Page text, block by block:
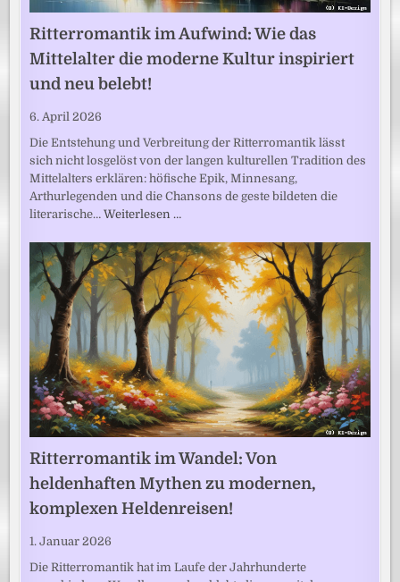
Ritterromantik im Aufwind: Wie das
Mittelalter die moderne Kultur inspiriert
und neu belebt!
6. April 2026
Die Entstehung und Verbreitung der Ritterromantik lässt
sich nicht losgelöst von der langen kulturellen Tradition des
Mittelalters erklären: höfische Epik, Minnesang,
Arthurlegenden und die Chansons de geste bildeten die
literarische…Weiterlesen …
Ritterromantik im Wandel: Von
heldenhaften Mythen zu modernen,
komplexen Heldenreisen!
1. Januar 2026
Die Ritterromantik hat im Laufe der Jahrhunderte